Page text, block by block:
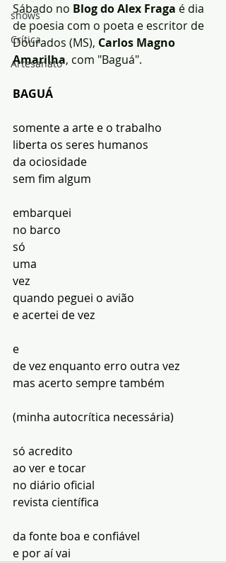
shows
Crítica
Artesanato
Sábado no Blog do Alex Fraga é dia
de poesia com o poeta e escritor de
Dourados (MS), Carlos Magno
Amarilha, com "Baguá".
BAGUÁ
somente a arte e o trabalho
liberta os seres humanos
da ociosidade
sem fim algum
embarquei
no barco
só
uma
vez
quando peguei o avião
e acertei de vez
e
de vez enquanto erro outra vez
mas acerto sempre também
(minha autocrítica necessária)
só acredito
ao ver e tocar
no diário oficial
revista científica
da fonte boa e confiável
e por aí vai